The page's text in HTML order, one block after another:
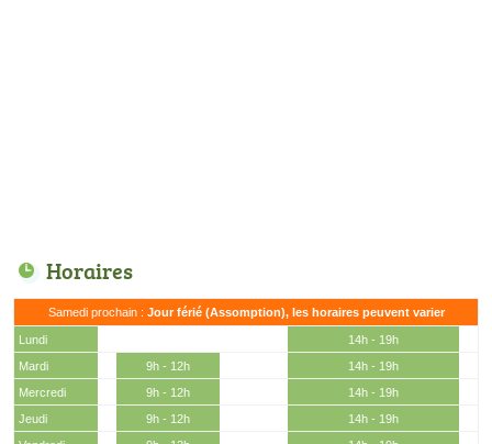
Horaires
Samedi prochain : Jour férié (Assomption), les horaires peuvent varier
Lundi
14h - 19h
Mardi
9h - 12h
14h - 19h
Mercredi
9h - 12h
14h - 19h
Jeudi
9h - 12h
14h - 19h